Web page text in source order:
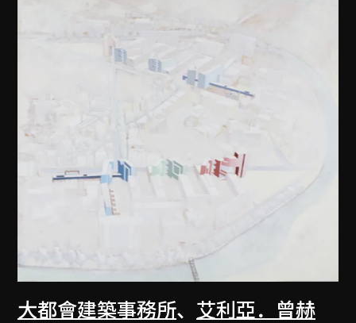
大都會建築事務所、 艾利亞．曾赫